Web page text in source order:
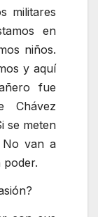
militares
en
niños.
y aquí
fue
Chávez
se meten
van a